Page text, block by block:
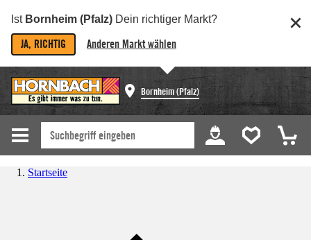
Ist Bornheim (Pfalz) Dein richtiger Markt?
JA, RICHTIG Anderen Markt wählen
Bornheim (Pfalz)
Startseite